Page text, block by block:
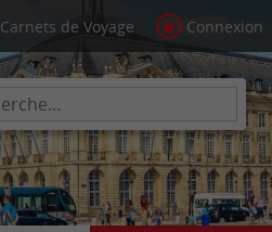
Carnets de Voyage Connexion